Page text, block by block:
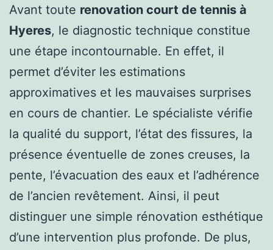
Avant toute renovation court de tennis à
Hyeres, le diagnostic technique constitue
une étape incontournable. En effet, il
permet d’éviter les estimations
approximatives et les mauvaises surprises
en cours de chantier. Le spécialiste vérifie
la qualité du support, l’état des fissures, la
présence éventuelle de zones creuses, la
pente, l’évacuation des eaux et l’adhérence
de l’ancien revêtement. Ainsi, il peut
distinguer une simple rénovation esthétique
d’une intervention plus profonde. De plus,